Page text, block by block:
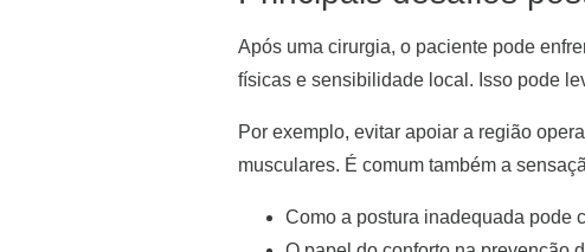
Após uma cirurgia, o paciente pode
físicas e sensibilidade local. Isso pode
Por exemplo, evitar apoiar a região
musculares. É comum também a
Como a postura inadequada pode